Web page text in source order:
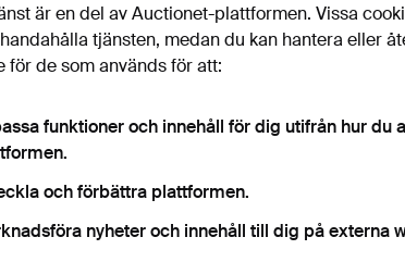
Pågående auktioner
Slutpriser
är en del av Auctionet-plattformen. Vissa
tjänsten, medan du kan hantera eller
för de som används för att:
funktioner och innehåll för dig utifrån hur du
och förbättra plattformen.
nyheter och innehåll till dig på externa